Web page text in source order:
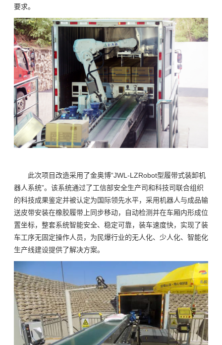
要求。
此次项目改造采用了金奥博“JWL-LZRobot型履带式装卸机
器人系统”。该系统通过了工信部安全生产司和科技司联合组织
的科技成果鉴定并被认定为国际领先水平，采用机器人与成品输
送皮带安装在橡胶履带上同步移动，自动检测并在车厢内形成位
置坐标，整套系统智能安全、稳定可靠，装车速度快，实现了装
车工序无固定操作人员，为民爆行业的无人化、少人化、智能化
生产线建设提供了解决方案。